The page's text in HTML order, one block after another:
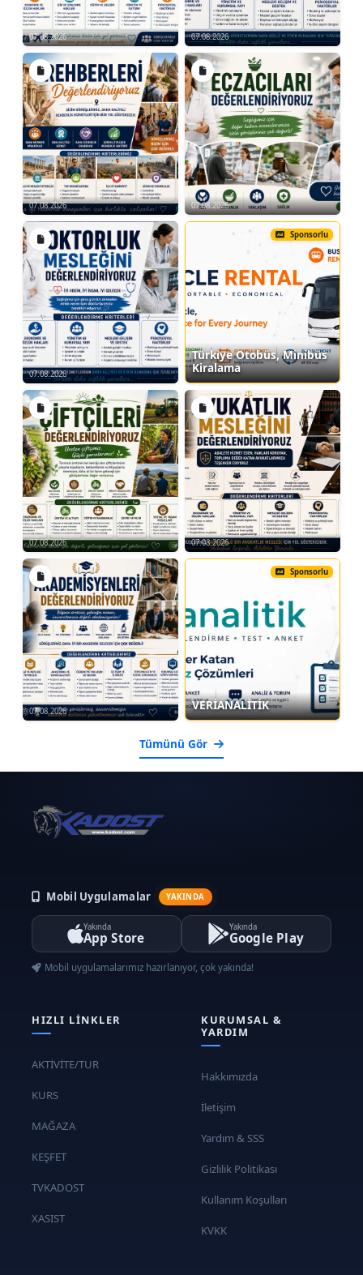
07.08.2026 07.08.2026
07.08.2026 07.08.2026
07.08.2026
Sponsorlu
Türkiye Otobüs, Minibüs
Kiralama
07.08.2026 07.08.2026
07.08.2026
Sponsorlu
VERİANALİTİK
Tümünü Gör
Mobil Uygulamalar YAKINDA
Yakında
App Store
Yakında
Google Play
Mobil uygulamalarımız hazırlanıyor, çok yakında!
HIZLI LINKLER
AKTİVİTE/TUR
KURS
MAĞAZA
KEŞFET
TVKADOST
XASIST
KURUMSAL &
YARDIM
Hakkımızda
İletişim
Yardım & SSS
Gizlilik Politikası
Kullanım Koşulları
KVKK